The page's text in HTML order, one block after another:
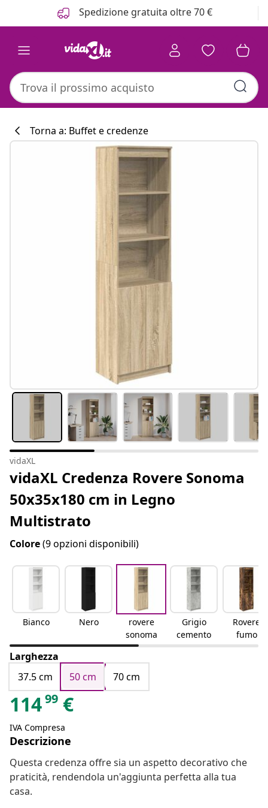
Spedizione gratuita oltre 70 €
Torna a: Buffet e credenze
vidaXL
vidaXL Credenza Rovere Sonoma
50x35x180 cm in Legno
Multistrato
Colore(9 opzioni disponibili)
Bianco Nero
rovere
sonoma
Grigio
cemento
Rovere
fumo
Larghezza
37.5 cm
50 cm 70 cm
11499 €
IVA Compresa
Descrizione
Questa credenza offre sia un aspetto decorativo che
praticità, rendendola un'aggiunta perfetta alla tua
casa.